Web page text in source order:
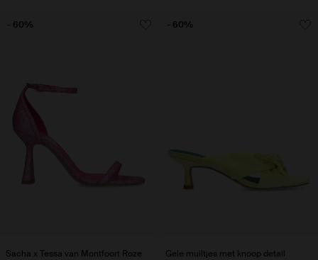
Sacha x Tessa van Montfoort Roze
- 60%
Gele muiltjes met knoop detail
- 60%